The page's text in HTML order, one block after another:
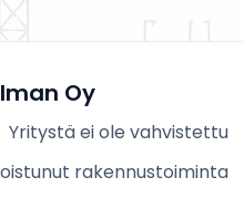
Oy
Yritystä ei ole vahvistettu
rakennustoiminta